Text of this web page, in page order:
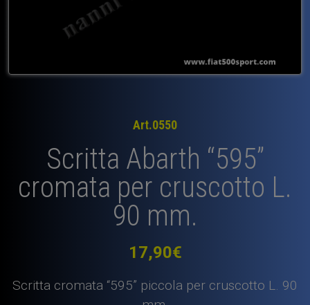
Art.0550
Scritta Abarth “595”
cromata per cruscotto L.
90 mm.
17,90€
Scritta cromata “595” piccola per cruscotto L. 90